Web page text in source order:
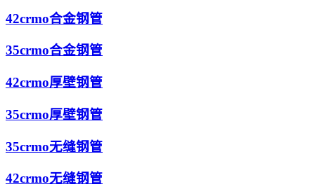
42crmo合金钢管
35crmo合金钢管
42crmo厚壁钢管
35crmo厚壁钢管
35crmo无缝钢管
42crmo无缝钢管